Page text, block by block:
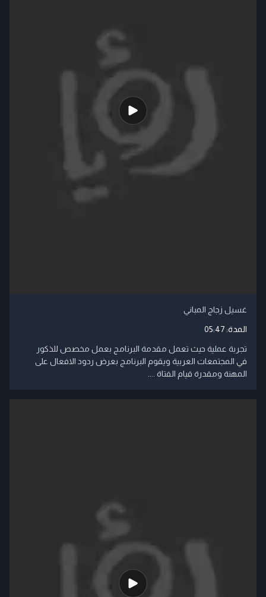
غسيل زجاج المباني
المدة:05:47
تجربة عملية حيث تعمل مقدمة البرنامج بعمل مخصص للذكور
في المجتمعات العربية ويقوم البرنامج بعرض ردود الافعال على
المهنة ومقدرة قيام الفتاة ....